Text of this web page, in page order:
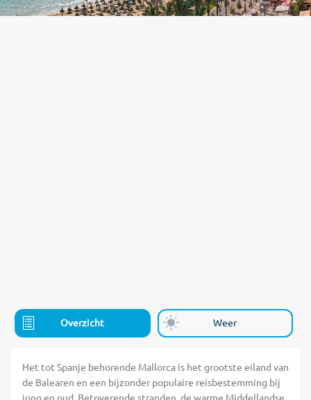
Overzicht Weer
Het tot Spanje behorende Mallorca is het grootste eiland van
de Balearen en een bijzonder populaire reisbestemming bij
jong en oud. Betoverende stranden, de warme Middellandse